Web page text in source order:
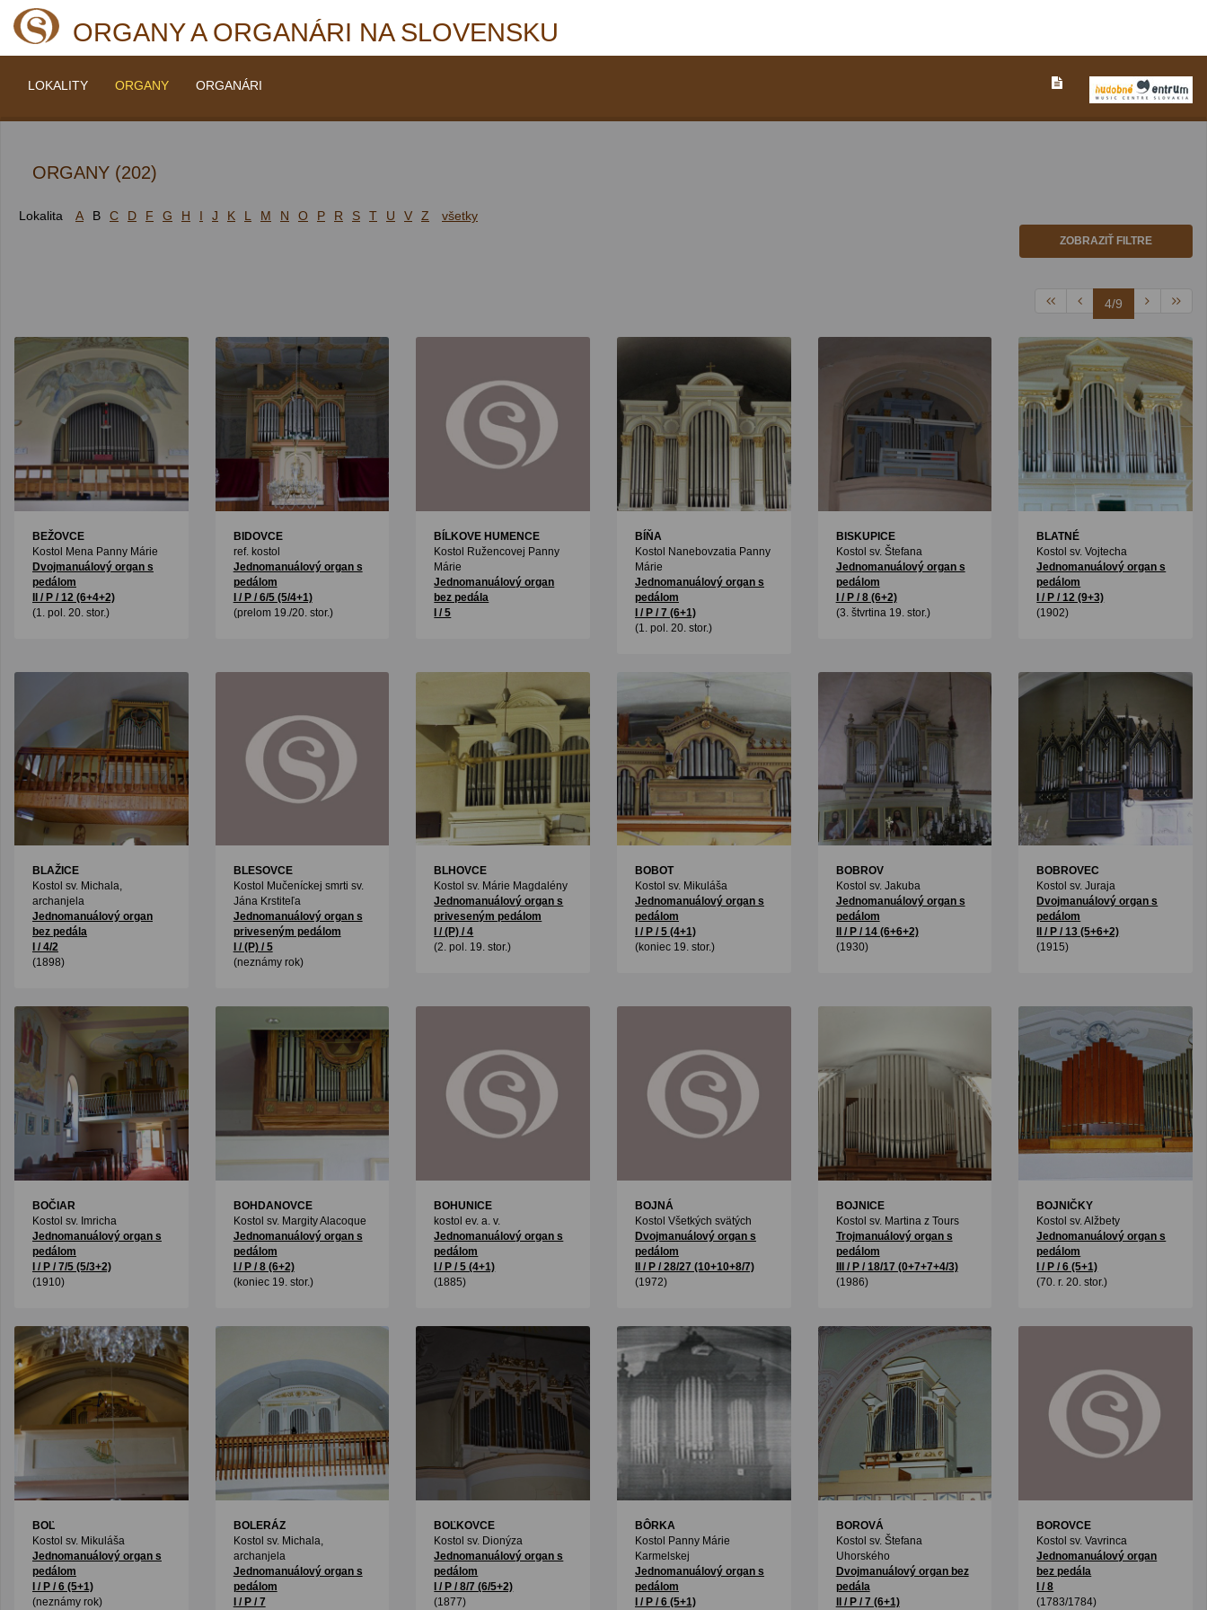
ORGANY A ORGANÁRI NA SLOVENSKU
LOKALITY ORGANY ORGANÁRI
ORGANY (202)
Lokalita A B C D F G H I J K L M N O P R S T U V Z všetky
ZOBRAZIŤ FILTRE
4/9
BEŽOVCE
Kostol Mena Panny Márie
Dvojmanuálový organ s
pedálom
II / P / 12 (6+4+2)
(1. pol. 20. stor.)
BIDOVCE
ref. kostol
Jednomanuálový organ s
pedálom
I / P / 6/5 (5/4+1)
(prelom 19./20. stor.)
BÍLKOVE HUMENCE
Kostol Ružencovej Panny
Márie
Jednomanuálový organ
bez pedála
I / 5
BÍŇA
Kostol Nanebovzatia Panny
Márie
Jednomanuálový organ s
pedálom
I / P / 7 (6+1)
(1. pol. 20. stor.)
BISKUPICE
Kostol sv. Štefana
Jednomanuálový organ s
pedálom
I / P / 8 (6+2)
(3. štvrtina 19. stor.)
BLATNÉ
Kostol sv. Vojtecha
Jednomanuálový organ s
pedálom
I / P / 12 (9+3)
(1902)
BLAŽICE
Kostol sv. Michala,
archanjela
Jednomanuálový organ
bez pedála
I / 4/2
(1898)
BLESOVCE
Kostol Mučeníckej smrti sv.
Jána Krstiteľa
Jednomanuálový organ s
priveseným pedálom
I / (P) / 5
(neznámy rok)
BLHOVCE
Kostol sv. Márie Magdalény
Jednomanuálový organ s
priveseným pedálom
I / (P) / 4
(2. pol. 19. stor.)
BOBOT
Kostol sv. Mikuláša
Jednomanuálový organ s
pedálom
I / P / 5 (4+1)
(koniec 19. stor.)
BOBROV
Kostol sv. Jakuba
Jednomanuálový organ s
pedálom
II / P / 14 (6+6+2)
(1930)
BOBROVEC
Kostol sv. Juraja
Dvojmanuálový organ s
pedálom
II / P / 13 (5+6+2)
(1915)
BOČIAR
Kostol sv. Imricha
Jednomanuálový organ s
pedálom
I / P / 7/5 (5/3+2)
(1910)
BOHDANOVCE
Kostol sv. Margity Alacoque
Jednomanuálový organ s
pedálom
I / P / 8 (6+2)
(koniec 19. stor.)
BOHUNICE
kostol ev. a. v.
Jednomanuálový organ s
pedálom
I / P / 5 (4+1)
(1885)
BOJNÁ
Kostol Všetkých svätých
Dvojmanuálový organ s
pedálom
II / P / 28/27 (10+10+8/7)
(1972)
BOJNICE
Kostol sv. Martina z Tours
Trojmanuálový organ s
pedálom
III / P / 18/17 (0+7+7+4/3)
(1986)
BOJNIČKY
Kostol sv. Alžbety
Jednomanuálový organ s
pedálom
I / P / 6 (5+1)
(70. r. 20. stor.)
BOĽ
Kostol sv. Mikuláša
Jednomanuálový organ s
pedálom
I / P / 6 (5+1)
(neznámy rok)
BOLERÁZ
Kostol sv. Michala,
archanjela
Jednomanuálový organ s
pedálom
I / P / 7
BOĽKOVCE
Kostol sv. Dionýza
Jednomanuálový organ s
pedálom
I / P / 8/7 (6/5+2)
(1877)
BÔRKA
Kostol Panny Márie
Karmelskej
Jednomanuálový organ s
pedálom
I / P / 6 (5+1)
BOROVÁ
Kostol sv. Štefana
Uhorského
Dvojmanuálový organ bez
pedála
II / P / 7 (6+1)
BOROVCE
Kostol sv. Vavrinca
Jednomanuálový organ
bez pedála
I / 8
(1783/1784)